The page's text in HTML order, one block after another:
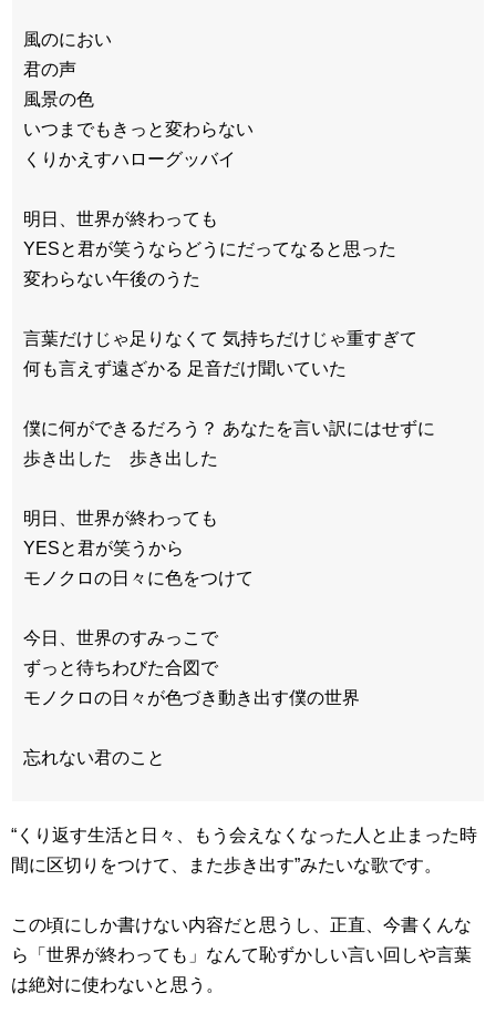
風のにおい
君の声
風景の色
いつまでもきっと変わらない
くりかえすハローグッバイ
明日、世界が終わっても
YESと君が笑うならどうにだってなると思った
変わらない午後のうた
言葉だけじゃ足りなくて 気持ちだけじゃ重すぎて
何も言えず遠ざかる 足音だけ聞いていた
僕に何ができるだろう？ あなたを言い訳にはせずに
歩き出した 歩き出した
明日、世界が終わっても
YESと君が笑うから
モノクロの日々に色をつけて
今日、世界のすみっこで
ずっと待ちわびた合図で
モノクロの日々が色づき動き出す僕の世界
忘れない君のこと
“くり返す生活と日々、もう会えなくなった人と止まった時
間に区切りをつけて、また歩き出す”みたいな歌です。
この頃にしか書けない内容だと思うし、正直、今書くんな
ら「世界が終わっても」なんて恥ずかしい言い回しや言葉
は絶対に使わないと思う。